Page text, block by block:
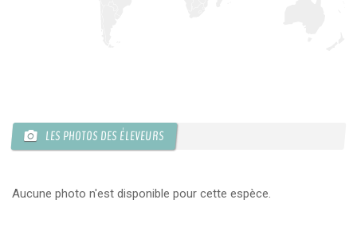
LES PHOTOS DES ÉLEVEURS
Aucune photo n'est disponible pour cette espèce.